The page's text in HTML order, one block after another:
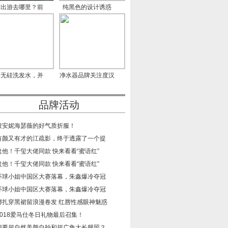
游去哪里？前
纯黑色的设计诱惑
硅洗发水，并
净水器品牌关注度汉
品牌活动
安妮海瑟薇的好气质折服！
颜又有才的江疏影，终于透露了一个提
他！千玺大佬同款 快来看看“蜜语红”
他！千玺大佬同款 快来看看“蜜语红”
球小姐中国区大赛落幕，朱鑫爆冷夺冠
球小姐中国区大赛落幕，朱鑫爆冷夺冠
扎穿黑裙留浪漫卷发 红唇性感眼神魅惑
爱马仕冬日礼物最后召集！